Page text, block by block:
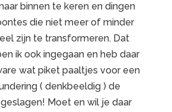
binnen te keren en dingen
die niet meer of minder
zijn te transformeren. Dat
ik ook ingegaan en heb daar
wat piket paaltjes voor een
( denkbeeldig ) de
Moet en wil je daar